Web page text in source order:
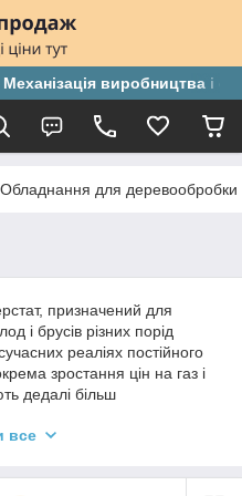
виробництва і
Обладнання для деревообробки
призначений для
і брусів різних порід
реаліях постійного
зростання цін на газ і
дедалі більш
газ.
все